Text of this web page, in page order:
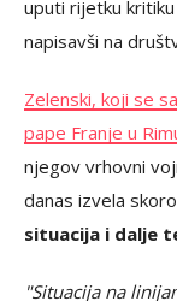
uputi rijetku
napisavši na
Zelenski, koji se
pape Franje u
njegov vrhovni
danas izvela
situacija i dalje
"Situacija na